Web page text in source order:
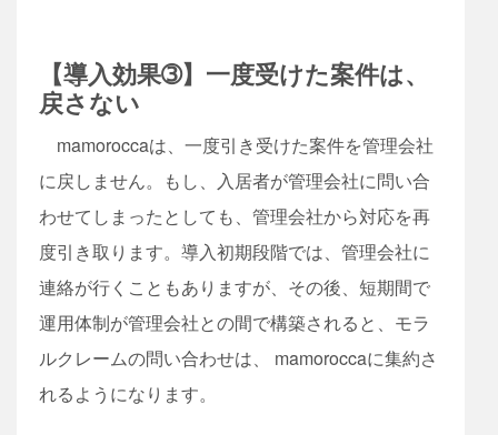
【導入効果➂】一度受けた案件は、
戻さない
mamoroccaは、一度引き受けた案件を管理会社
に戻しません。もし、入居者が管理会社に問い合
わせてしまったとしても、管理会社から対応を再
度引き取ります。導入初期段階では、管理会社に
連絡が行くこともありますが、その後、短期間で
運用体制が管理会社との間で構築されると、モラ
ルクレームの問い合わせは、 mamoroccaに集約さ
れるようになります。